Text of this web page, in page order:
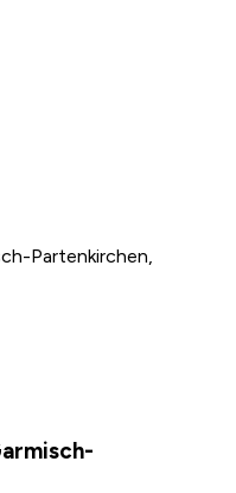
Partenkirchen,